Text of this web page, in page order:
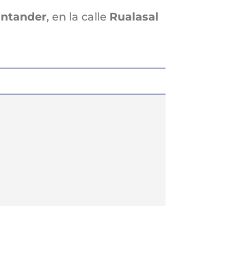
, en la calle Rualasal